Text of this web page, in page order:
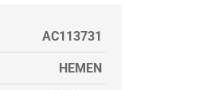
AC113731
HEMEN